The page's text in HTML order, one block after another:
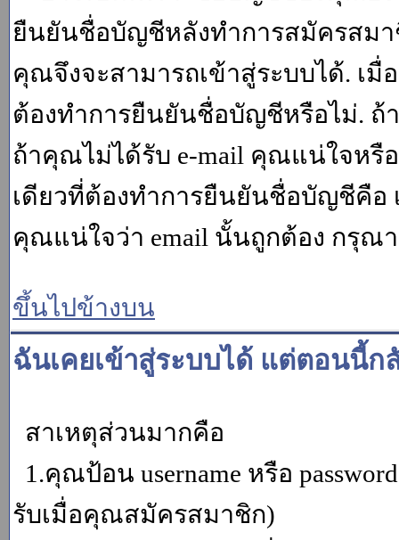
ยืนยันชื่อบัญชีหลังทำการสมัครสมา
คุณจึงจะสามารถเข้าสู่ระบบได้. เ
ต้องทำการยืนยันชื่อบัญชีหรือไม่.
ถ้าคุณไม่ได้รับ e-mail คุณแน่ใจหรื
เดียวที่ต้องทำการยืนยันชื่อบัญชีคือ
คุณแน่ใจว่า email นั้นถูกต้อง กรุณ
ขึ้นไปข้างบน
ฉันเคยเข้าสู่ระบบได้ แต่ตอนนี้ก
สาเหตุส่วนมากคือ
1.คุณป้อน username หรือ
รับเมื่อคุณสมัครสมาชิก)